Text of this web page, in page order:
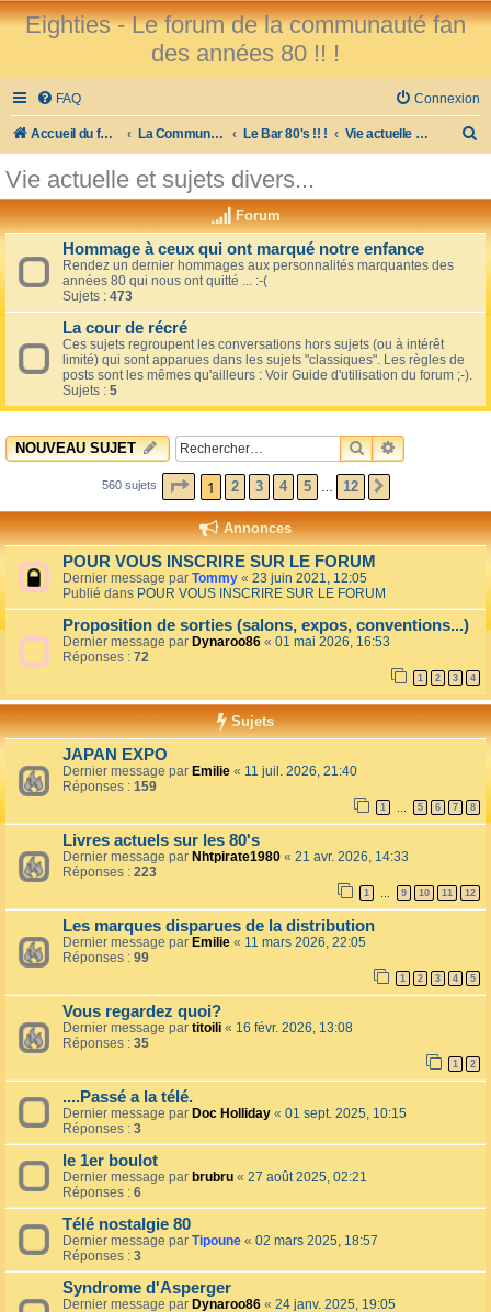
Eighties - Le forum de la communauté fan
des années 80 !! !
FAQ Connexion
Accueil du forum La Communauté des Fans des 80's ! Le Bar 80's !! ! Vie actuelle et sujets divers...
h
Vie actuelle et sujets divers...
Forum
Hommage à ceux qui ont marqué notre enfance
Rendez un dernier hommages aux personnalités marquantes des
années 80 qui nous ont quitté ... :-(
Sujets : 473
La cour de récré
Ces sujets regroupent les conversations hors sujets (ou à intérêt
limité) qui sont apparues dans les sujets "classiques". Les règles de
posts sont les mêmes qu'ailleurs : Voir Guide d'utilisation du forum ;-).
Sujets : 5
NOUVEAU SUJET RECHERCHER
RECHERCHE
560 sujets PAGE1 SUR 12
1 2 3 4 5 12
Annonces
POUR VOUS INSCRIRE SUR LE FORUM
Dernier message par Tommy « 23 juin 2021, 12:05
Publié dans POUR VOUS INSCRIRE SUR LE FORUM
Proposition de sorties (salons, expos, conventions...)
Dernier message par Dynaroo86 « 01 mai 2026, 16:53
Réponses : 72
1 2 3 4
Sujets
JAPAN EXPO
Dernier message par Emilie « 11 juil. 2026, 21:40
Réponses : 159
1 … 5 6 7 8
Livres actuels sur les 80's
Dernier message par Nhtpirate1980 « 21 avr. 2026, 14:33
Réponses : 223
1 … 9 10 11 12
Les marques disparues de la distribution
Dernier message par Emilie « 11 mars 2026, 22:05
Réponses : 99
1 2 3 4 5
Vous regardez quoi?
Dernier message par titoili « 16 févr. 2026, 13:08
Réponses : 35
1 2
....Passé a la télé.
Dernier message par Doc Holliday « 01 sept. 2025, 10:15
Réponses : 3
le 1er boulot
Dernier message par brubru « 27 août 2025, 02:21
Réponses : 6
Télé nostalgie 80
Dernier message par Tipoune « 02 mars 2025, 18:57
Réponses : 3
Syndrome d'Asperger
Dernier message par Dynaroo86 « 24 janv. 2025, 19:05